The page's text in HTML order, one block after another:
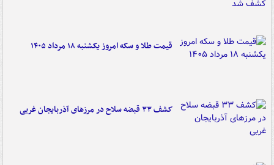
قیمت طلا و سکه امروز یکشنبه ۱۸ مرداد ۱۴۰۵
کشف ۳۳ قبضه سلاح در مرزهای آذربایجان غربی